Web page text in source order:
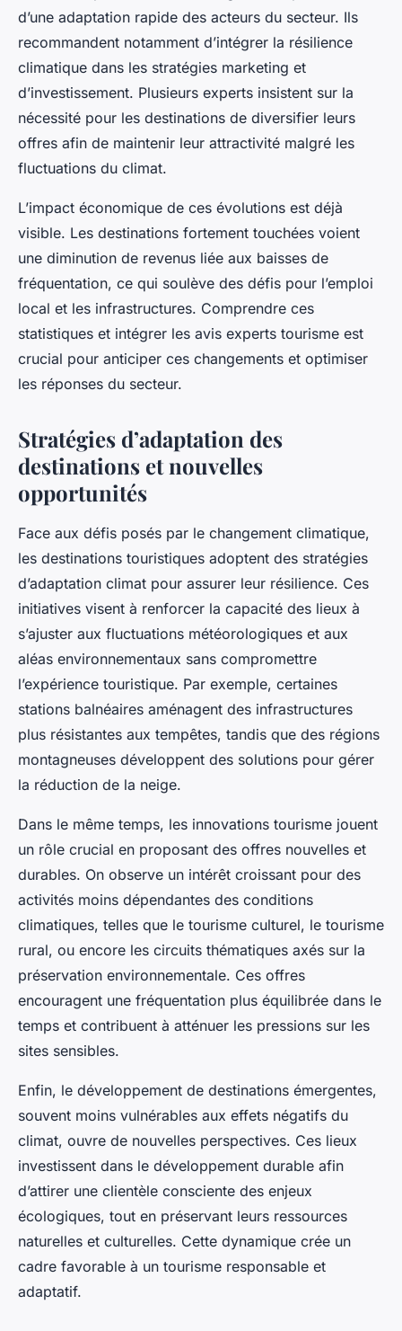
d’une adaptation rapide des acteurs du secteur. Ils
recommandent notamment d’intégrer la résilience
climatique dans les stratégies marketing et
d’investissement. Plusieurs experts insistent sur la
nécessité pour les destinations de diversifier leurs
offres afin de maintenir leur attractivité malgré les
fluctuations du climat.
L’impact économique de ces évolutions est déjà
visible. Les destinations fortement touchées voient
une diminution de revenus liée aux baisses de
fréquentation, ce qui soulève des défis pour l’emploi
local et les infrastructures. Comprendre ces
statistiques et intégrer les avis experts tourisme est
crucial pour anticiper ces changements et optimiser
les réponses du secteur.
Stratégies d’adaptation des
destinations et nouvelles
opportunités
Face aux défis posés par le changement climatique,
les destinations touristiques adoptent des stratégies
d’adaptation climat pour assurer leur résilience. Ces
initiatives visent à renforcer la capacité des lieux à
s’ajuster aux fluctuations météorologiques et aux
aléas environnementaux sans compromettre
l’expérience touristique. Par exemple, certaines
stations balnéaires aménagent des infrastructures
plus résistantes aux tempêtes, tandis que des régions
montagneuses développent des solutions pour gérer
la réduction de la neige.
Dans le même temps, les innovations tourisme jouent
un rôle crucial en proposant des offres nouvelles et
durables. On observe un intérêt croissant pour des
activités moins dépendantes des conditions
climatiques, telles que le tourisme culturel, le tourisme
rural, ou encore les circuits thématiques axés sur la
préservation environnementale. Ces offres
encouragent une fréquentation plus équilibrée dans le
temps et contribuent à atténuer les pressions sur les
sites sensibles.
Enfin, le développement de destinations émergentes,
souvent moins vulnérables aux effets négatifs du
climat, ouvre de nouvelles perspectives. Ces lieux
investissent dans le développement durable afin
d’attirer une clientèle consciente des enjeux
écologiques, tout en préservant leurs ressources
naturelles et culturelles. Cette dynamique crée un
cadre favorable à un tourisme responsable et
adaptatif.